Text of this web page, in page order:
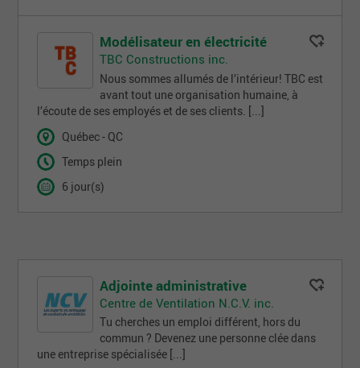
Modélisateur en électricité
TBC Constructions inc.
Nous sommes allumés de l’intérieur! TBC est
avant tout une organisation humaine, à
l’écoute de ses employés et de ses clients. [...]
Québec - QC
Temps plein
6 jour(s)
Adjointe administrative
Centre de Ventilation N.C.V. inc.
Tu cherches un emploi différent, hors du
commun ? Devenez une personne clée dans
une entreprise spécialisée [...]